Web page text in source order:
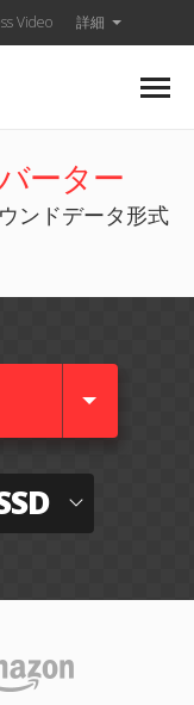
Video 詳細
ーター
ンドデータ形式